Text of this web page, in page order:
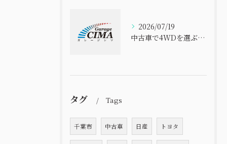
2026/07/19
中古車で4WDを選ぶなら千葉県のコスパと信頼性を徹底比較
タグ Tags
千葉市 中古車 日産 トヨタ